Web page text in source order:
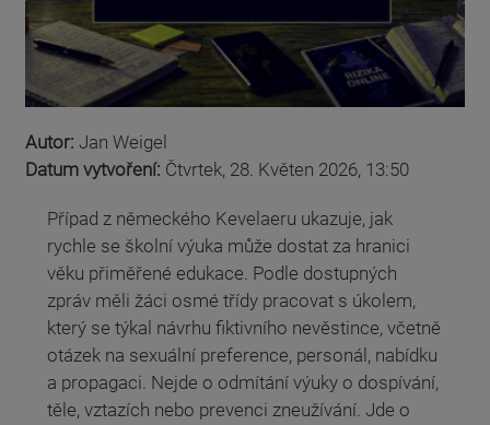
Autor: Jan Weigel
Datum vytvoření: Čtvrtek, 28. Květen 2026, 13:50
Případ z německého Kevelaeru ukazuje, jak
rychle se školní výuka může dostat za hranici
věku přiměřené edukace. Podle dostupných
zpráv měli žáci osmé třídy pracovat s úkolem,
který se týkal návrhu fiktivního nevěstince, včetně
otázek na sexuální preference, personál, nabídku
a propagaci. Nejde o odmítání výuky o dospívání,
těle, vztazích nebo prevenci zneužívání. Jde o